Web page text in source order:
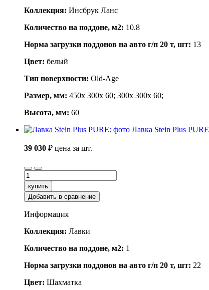
Коллекция: Инсбрук Ланс
Количество на поддоне, м2: 10.8
Норма загрузки поддонов на авто г/п 20 т, шт: 13
Цвет: белый
Тип поверхности: Old-Age
Размер, мм: 450x 300x 60; 300x 300x 60;
Высота, мм: 60
Лавка Stein Plus PURE
39 030 ₽ цена за шт.
купить
Добавить в сравнение
Информация
Коллекция: Лавки
Количество на поддоне, м2: 1
Норма загрузки поддонов на авто г/п 20 т, шт: 22
Цвет: Шахматка